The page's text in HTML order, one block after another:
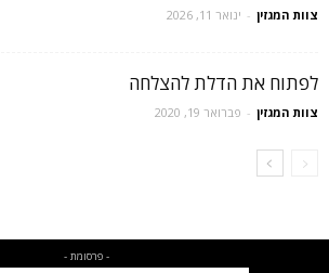
צוות המגזין - ינואר 11, 2026
לפתוח את הדלת להצלחה
צוות המגזין - פברואר 19, 2020
- פרסומת -